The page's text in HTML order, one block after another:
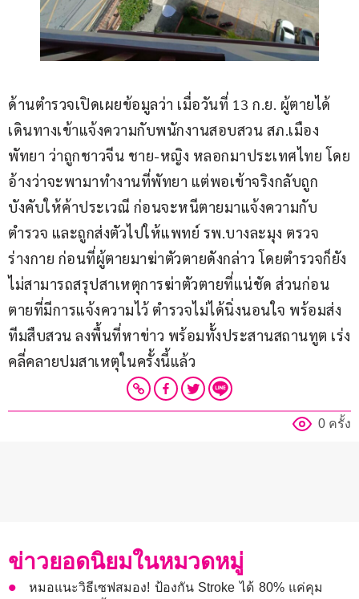
ด้านตำรวจเปิดเผยข้อมูลว่า เมื่อวันที่ 13 ก.ย. ผู้ตายได้
เดินทางเข้าแจ้งความกับพนักงานสอบสวน สภ.เมือง
พัทยา ว่าถูกชาวจีน ชาย-หญิง หลอกมาประเทศไทย โดย
อ้างว่าจะพามาทำงานที่พัทยา แต่พอเข้าจริงกลับถูก
บังคับให้ค้าประเวณี ก่อนจะหนีตายมาแจ้งความกับ
ตำรวจ และถูกส่งตัวไปให้แพทย์ รพ.บางละมุง ตรวจ
ร่างกาย ก่อนที่ผู้ตายมาฆ่าตัวตายดังกล่าว โดยตำรวจก็ยัง
ไม่สามารถสรุปสาเหตุการฆ่าตัวตายที่แน่ชัด ส่วนก่อน
ตายที่มีการแจ้งความไว้ ตำรวจไม่ได้นิ่งนอนใจ พร้อมส่ง
ทีมสืบสวน ลงพื้นที่หาข่าว พร้อมทั้งประสานสถานทูต เร่ง
คลี่คลายปมสาเหตุในครั้งนี้แล้ว
0 ครั้ง
ข่าวยอดนิยมในหมวดหมู่
หมอแนะวิธีเซฟสมอง! ป้องกัน Stroke ได้ 80% แค่คุม